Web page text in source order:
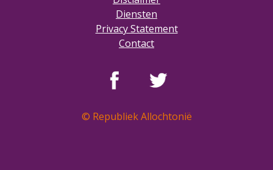
Diensten
Privacy Statement
Contact
© Republiek Allochtonië